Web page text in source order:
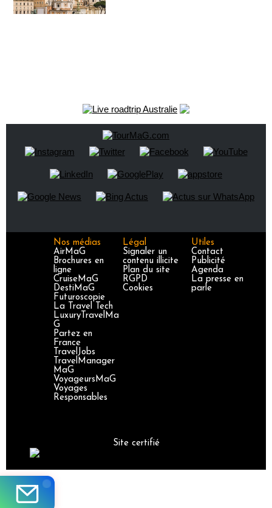
Nos médias
AirMaG
Brochures en
ligne
CruiseMaG
DestiMaG
Futuroscopie
La Travel Tech
LuxuryTravelMa
G
Partez en
France
TravelJobs
TravelManager
MaG
VoyageursMaG
Voyages
Responsables
Légal
Signaler un
contenu illicite
Plan du site
RGPD
Cookies
Utiles
Contact
Publicité
Agenda
La presse en
parle
Site certifié